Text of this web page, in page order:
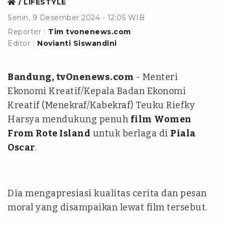
LIFESTYLE
Senin, 9 Desember 2024 - 12:05 WIB
Reporter : Tim tvonenews.com
Editor : Novianti Siswandini
Bandung, tvOnenews.com - Menteri
Ekonomi Kreatif/Kepala Badan Ekonomi
Kreatif (Menekraf/Kabekraf) Teuku Riefky
Harsya mendukung penuh film Women
From Rote Island untuk berlaga di Piala
Oscar.
Dia mengapresiasi kualitas cerita dan pesan
moral yang disampaikan lewat film tersebut.